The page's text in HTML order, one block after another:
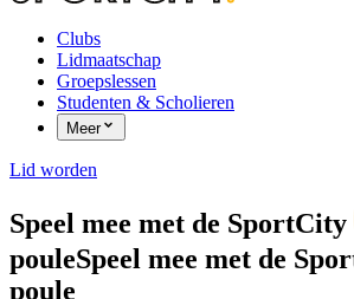
Clubs
Lidmaatschap
Groepslessen
Studenten & Scholieren
Meer
Lid worden
Speel mee met de SportCity
pouleSpeel mee met de
poule